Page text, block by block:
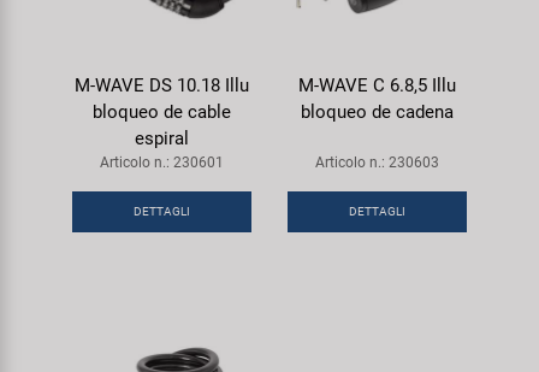
M-WAVE DS 10.18 Illu
bloqueo de cable
espiral
Articolo n.: 230601
DETTAGLI
M-WAVE C 6.8,5 Illu
bloqueo de cadena
Articolo n.: 230603
DETTAGLI